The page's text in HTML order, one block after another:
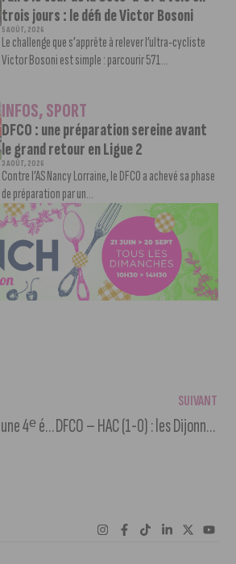
trois jours : le défi de Victor Bosoni
5 AOÛT, 2026
Le challenge que s’apprête à relever l’ultra-cycliste
Victor Bosoni est simple : parcourir 571...
INFOS,SPORT
DFCO : une préparation sereine avant
le grand retour en Ligue 2
3 AOÛT, 2026
Contre l’AS Nancy Lorraine, le DFCO a achevé sa phase
de préparation par un...
DevFest Dijon 2025 : une 4ᵉ édition pleine d’ambitions
SUIVANT
DFCO – HAC (1-0) : les Dijonnaises accrochent le bon wagon